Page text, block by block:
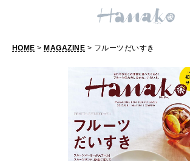
10 CATEGORIES
FOOD
おいしい
TRAVEL
どこ行く？
HOME > MAGAZINE > フルーツだいすき